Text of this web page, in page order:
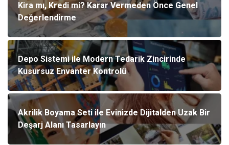
Kira mı, Kredi mi? Karar Vermeden Önce Genel
Değerlendirme
Depo Sistemi ile Modern Tedarik Zincirinde
Kusursuz Envanter Kontrolü
Akrilik Boyama Seti ile Evinizde Dijitalden Uzak Bir
Deşarj Alanı Tasarlayın